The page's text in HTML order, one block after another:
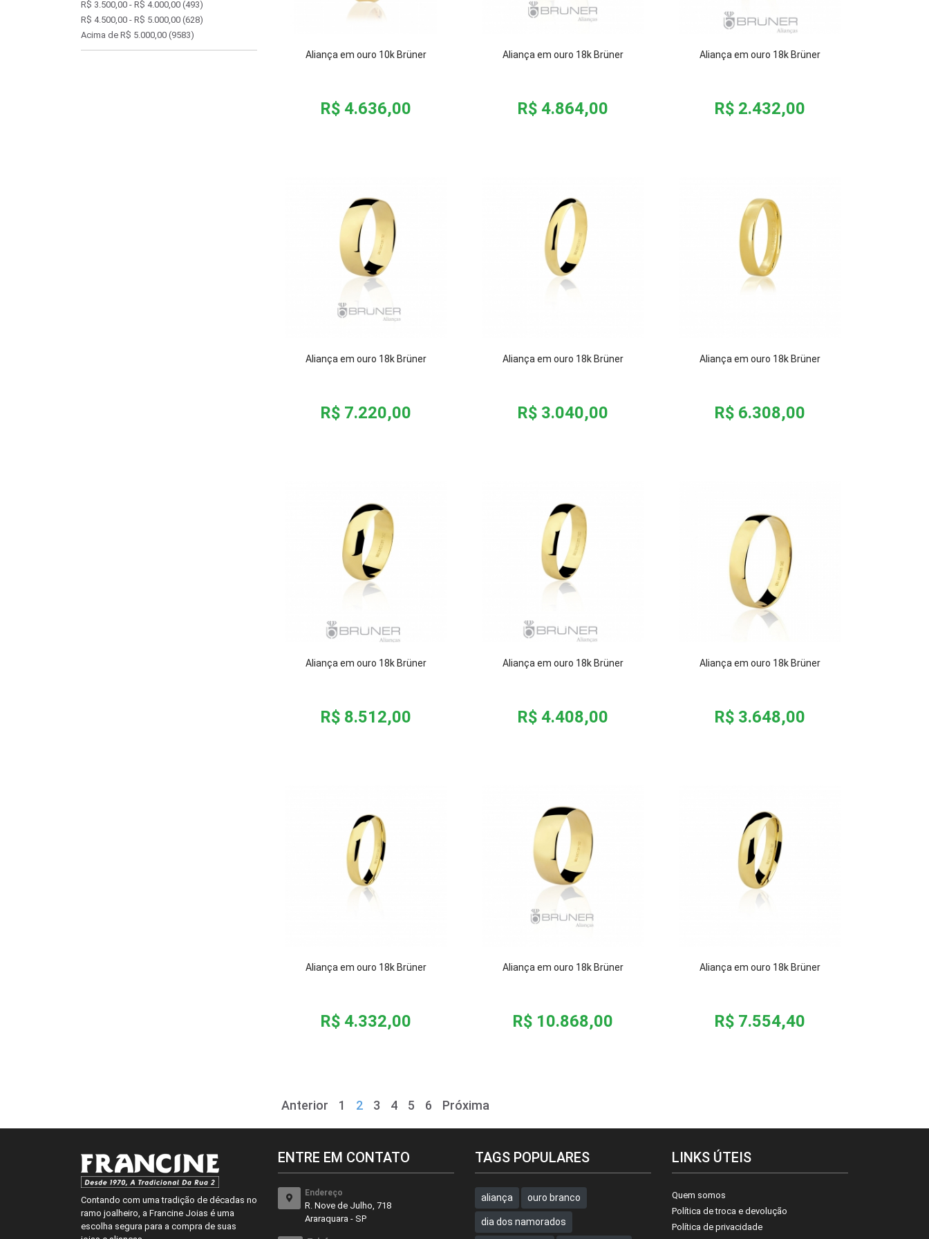
R$ 3.500,00 - R$ 4.000,00 (493)
R$ 4.500,00 - R$ 5.000,00 (628)
Acima de R$ 5.000,00 (9583)
Aliança em ouro 10k Brüner
R$ 4.636,00
Aliança em ouro 18k Brüner
R$ 4.864,00
Aliança em ouro 18k Brüner
R$ 2.432,00
Aliança em ouro 18k Brüner
R$ 7.220,00
Aliança em ouro 18k Brüner
R$ 3.040,00
Aliança em ouro 18k Brüner
R$ 6.308,00
Aliança em ouro 18k Brüner
R$ 8.512,00
Aliança em ouro 18k Brüner
R$ 4.408,00
Aliança em ouro 18k Brüner
R$ 3.648,00
Aliança em ouro 18k Brüner
R$ 4.332,00
Aliança em ouro 18k Brüner
R$ 10.868,00
Aliança em ouro 18k Brüner
R$ 7.554,40
Anterior 1 2 3 4 5 6 Próxima
Contando com uma tradição de décadas no
ramo joalheiro, a Francine Joias é uma
escolha segura para a compra de suas
ENTRE EM CONTATO
Endereço
R. Nove de Julho, 718
Araraquara - SP
TAGS POPULARES
aliança ouro branco
dia dos namorados
LINKS ÚTEIS
Quem somos
Política de troca e devolução
Política de privacidade